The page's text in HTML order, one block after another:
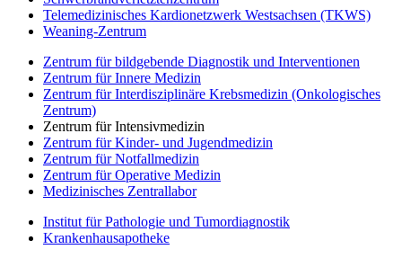
Telemedizinisches Kardionetzwerk Westsachsen (TKWS)
Weaning-Zentrum
Zentrum für bildgebende Diagnostik und Interventionen
Zentrum für Innere Medizin
Zentrum für Interdisziplinäre Krebsmedizin (Onkologisches
Zentrum)
Zentrum für Intensivmedizin
Zentrum für Kinder- und Jugendmedizin
Zentrum für Notfallmedizin
Zentrum für Operative Medizin
Medizinisches Zentrallabor
Institut für Pathologie und Tumordiagnostik
Krankenhausapotheke